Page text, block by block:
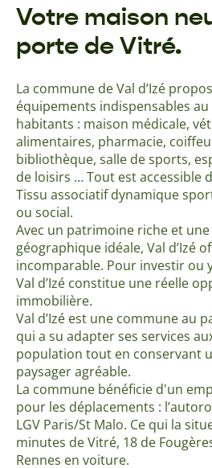
Votre maison
porte de Vitré.
La commune de Val d’Izé
équipements indispensables
habitants : maison médicale,
alimentaires, pharmacie,
bibliothèque, salle de sports,
de loisirs … Tout est accessible
Tissu associatif dynamique
ou social.
Avec un patrimoine riche et
géographique idéale, Val d’Izé
incomparable. Pour investir ou
Val d’Izé constitue une réelle
immobilière.
Val d’Izé est une commune au
qui a su adapter ses services
population tout en conservant
paysager agréable.
La commune bénéficie d'un
pour les déplacements :
LGV Paris/St Malo. Ce qui la
minutes de Vitré, 18 de
Rennes en voiture.